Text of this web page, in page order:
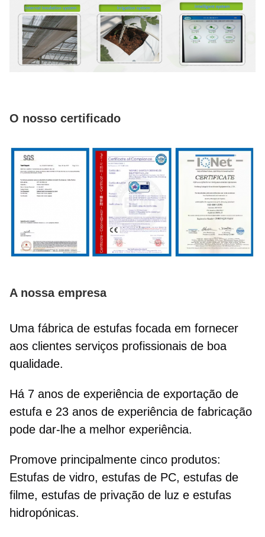
O nosso certificado
A nossa empresa
Uma fábrica de estufas focada em fornecer
aos clientes serviços profissionais de boa
qualidade.
Há 7 anos de experiência de exportação de
estufa e 23 anos de experiência de fabricação
pode dar-lhe a melhor experiência.
Promove principalmente cinco produtos:
Estufas de vidro, estufas de PC, estufas de
filme, estufas de privação de luz e estufas
hidropónicas.